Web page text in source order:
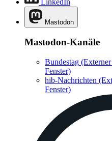
Mastodon
Mastodon-Kanäle
Bundestag
Fenster)
hib-Nachrichten
Fenster)